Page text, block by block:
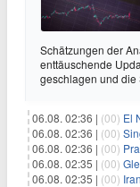
Schätzungen der
enttäuschende
geschlagen und die
06.08. 02:36 | (00) El
06.08. 02:36 | (00)
06.08. 02:36 | (00)
06.08. 02:35 | (00)
06.08. 02:35 | (00) Iran